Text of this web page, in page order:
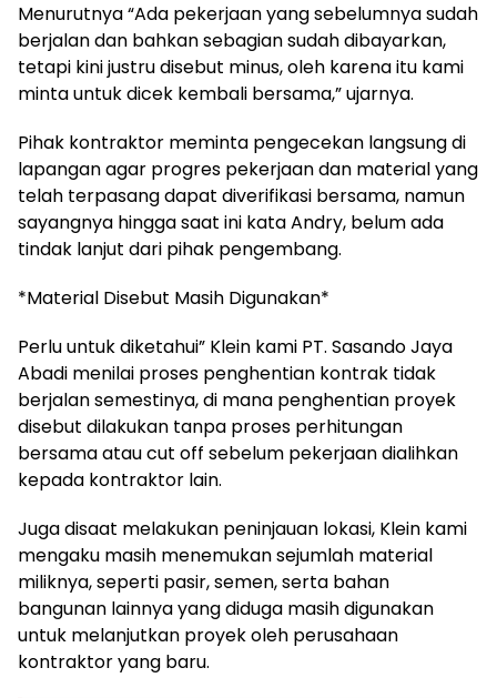
Menurutnya “Ada pekerjaan yang sebelumnya sudah
berjalan dan bahkan sebagian sudah dibayarkan,
tetapi kini justru disebut minus, oleh karena itu kami
minta untuk dicek kembali bersama,” ujarnya.
Pihak kontraktor meminta pengecekan langsung di
lapangan agar progres pekerjaan dan material yang
telah terpasang dapat diverifikasi bersama, namun
sayangnya hingga saat ini kata Andry, belum ada
tindak lanjut dari pihak pengembang.
*Material Disebut Masih Digunakan*
Perlu untuk diketahui” Klein kami PT. Sasando Jaya
Abadi menilai proses penghentian kontrak tidak
berjalan semestinya, di mana penghentian proyek
disebut dilakukan tanpa proses perhitungan
bersama atau cut off sebelum pekerjaan dialihkan
kepada kontraktor lain.
Juga disaat melakukan peninjauan lokasi, Klein kami
mengaku masih menemukan sejumlah material
miliknya, seperti pasir, semen, serta bahan
bangunan lainnya yang diduga masih digunakan
untuk melanjutkan proyek oleh perusahaan
kontraktor yang baru.